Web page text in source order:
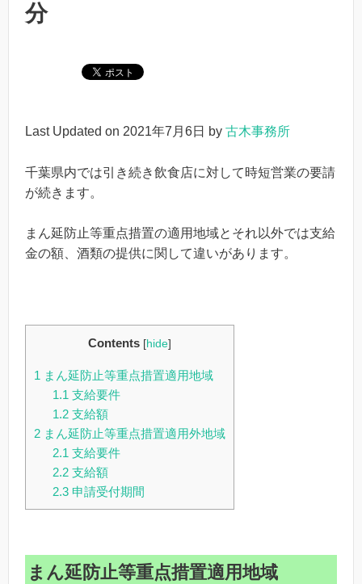
分
Last Updated on 2021年7月6日 by 古木事務所
千葉県内では引き続き飲食店に対して時短営業の要請
が続きます。
まん延防止等重点措置の適用地域とそれ以外では支給
金の額、酒類の提供に関して違いがあります。
Contents [hide]
1 まん延防止等重点措置適用地域
1.1 支給要件
1.2支給額
2 まん延防止等重点措置適用外地域
2.1 支給要件
2.2支給額
2.3申請受付期間
まん延防止等重点措置適用地域